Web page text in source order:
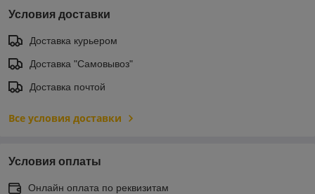
Условия доставки
Доставка курьером
Доставка "Самовывоз"
Доставка почтой
Все условия доставки
Условия оплаты
Онлайн оплата по реквизитам